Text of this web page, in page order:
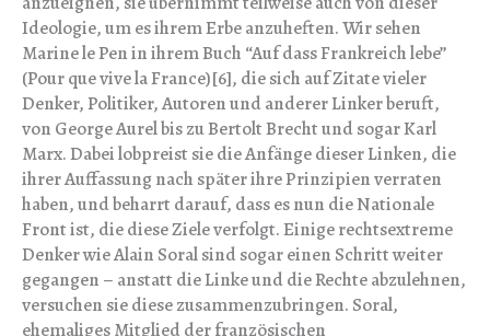
Ideologie, um es ihrem Erbe anzuheften. Wir sehen
Marine le Pen in ihrem Buch “Auf dass Frankreich lebe”
(Pour que vive la France)[6], die sich auf Zitate vieler
Denker, Politiker, Autoren und anderer Linker beruft,
von George Aurel bis zu Bertolt Brecht und sogar Karl
Marx. Dabei lobpreist sie die Anfänge dieser Linken, die
ihrer Auffassung nach später ihre Prinzipien verraten
haben, und beharrt darauf, dass es nun die Nationale
Front ist, die diese Ziele verfolgt. Einige rechtsextreme
Denker wie Alain Soral sind sogar einen Schritt weiter
gegangen – anstatt die Linke und die Rechte abzulehnen,
versuchen sie diese zusammenzubringen. Soral,
ehemaliges Mitglied der französischen